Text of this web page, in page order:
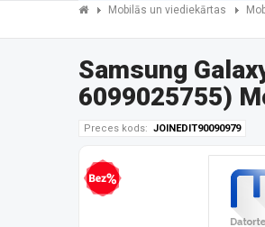
Mobilās un viediekārtas
Samsung
6099025755)
Preces kods: JOINEDIT90090979
Bezprocentu kredīts